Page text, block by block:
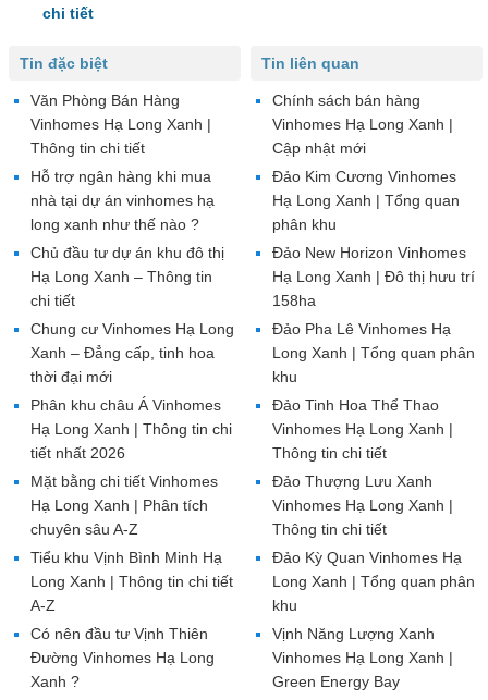
chi tiết
Tin liên quan
Chính sách bán hàng
Vinhomes Hạ Long Xanh |
Cập nhật mới
Đảo Kim Cương Vinhomes
Hạ Long Xanh | Tổng quan
phân khu
Đảo New Horizon Vinhomes
Hạ Long Xanh | Đô thị hưu trí
158ha
Đảo Pha Lê Vinhomes Hạ
Long Xanh | Tổng quan phân
khu
Đảo Tinh Hoa Thể Thao
Vinhomes Hạ Long Xanh |
Thông tin chi tiết
Đảo Thượng Lưu Xanh
Vinhomes Hạ Long Xanh |
Thông tin chi tiết
Đảo Kỳ Quan Vinhomes Hạ
Long Xanh | Tổng quan phân
khu
Vịnh Năng Lượng Xanh
Vinhomes Hạ Long Xanh |
Green Energy Bay
Tin đặc biệt
Văn Phòng Bán Hàng
Vinhomes Hạ Long Xanh |
Thông tin chi tiết
Hỗ trợ ngân hàng khi mua
nhà tại dự án vinhomes hạ
long xanh như thế nào ?
Chủ đầu tư dự án khu đô thị
Hạ Long Xanh – Thông tin
chi tiết
Chung cư Vinhomes Hạ Long
Xanh – Đẳng cấp, tinh hoa
thời đại mới
Phân khu châu Á Vinhomes
Hạ Long Xanh | Thông tin chi
tiết nhất 2026
Mặt bằng chi tiết Vinhomes
Hạ Long Xanh | Phân tích
chuyên sâu A-Z
Tiểu khu Vịnh Bình Minh Hạ
Long Xanh | Thông tin chi tiết
A-Z
Có nên đầu tư Vịnh Thiên
Đường Vinhomes Hạ Long
Xanh ?